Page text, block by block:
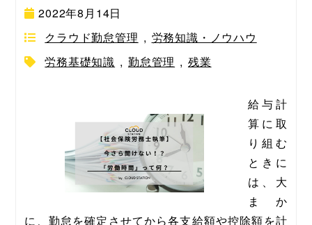
2022年8月14日
クラウド勤怠管理 , 労務知識・ノウハウ
労務基礎知識 , 勤怠管理 , 残業
給与計
算に取
り組む
ときに
は、大
まか
に、勤怠を確定させてから各支給額や控除額を計